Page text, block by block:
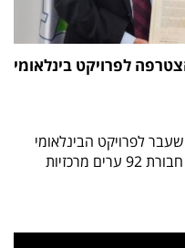
הצטרפה לפרויקט בינלאומי
לפרויקט הבינלאומי
90-90-90 למיגור הדבקות ב-HIV, בו חבורת 92 ערים מרכזיות